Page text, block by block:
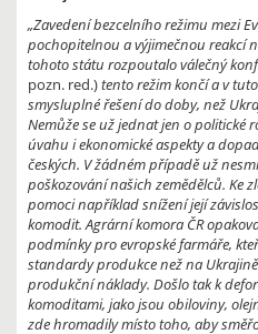
„Zavedení bezcelního režimu mezi
pochopitelnou a výjimečnou reakcí
tohoto státu rozpoutalo válečný
pozn. red.)tento režim končí a v
smysluplné řešení do doby, než
Nemůže se už jednat jen o politické
úvahu i ekonomické aspekty a
českých. V žádném případě už
poškozování našich zemědělců. Ke
pomoci například snížení její
komodit. Agrární komora ČR
podmínky pro evropské farmáře,
standardy produkce než na
produkční náklady. Došlo tak k
komoditami, jako jsou obiloviny,
zde hromadily místo toho, aby